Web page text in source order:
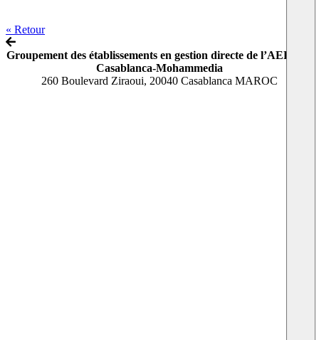
« Retour
Groupement des établissements en gestion directe de l’AEFE de
Casablanca-Mohammedia
260 Boulevard Ziraoui, 20040 Casablanca MAROC